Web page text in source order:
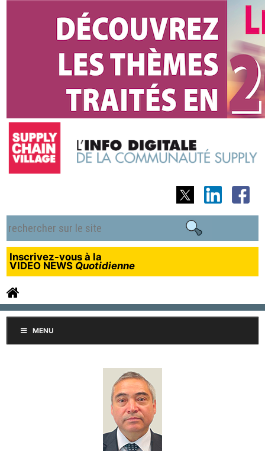
Inscrivez-vous à la
VIDEO NEWS Quotidienne
MENU